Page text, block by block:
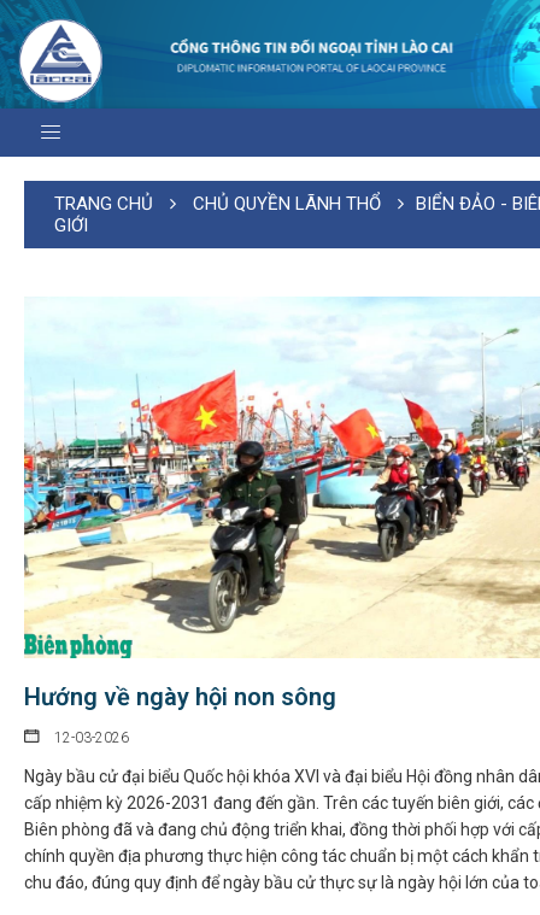
TRANG CHỦ CHỦ QUYỀN LÃNH THỔ
BIỂN ĐẢO -
GIỚI
Hướng về ngày hội non sông
12-03-2026
Ngày bầu cử đại biểu Quốc hội khóa XVI và đại biểu Hội đồng nhân
cấp nhiệm kỳ 2026-2031 đang đến gần. Trên các tuyến biên giới, các
Biên phòng đã và đang chủ động triển khai, đồng thời phối hợp với
chính quyền địa phương thực hiện công tác chuẩn bị một cách khẩn
chu đáo, đúng quy định để ngày bầu cử thực sự là ngày hội lớn của